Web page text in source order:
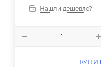
Нашли дешевле?